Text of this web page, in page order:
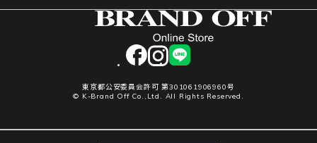
facebookinstagram
LINE
東京都公安委員会許可 第301061906960号
© K-Brand Off Co.,Ltd. All Rights Reserved.